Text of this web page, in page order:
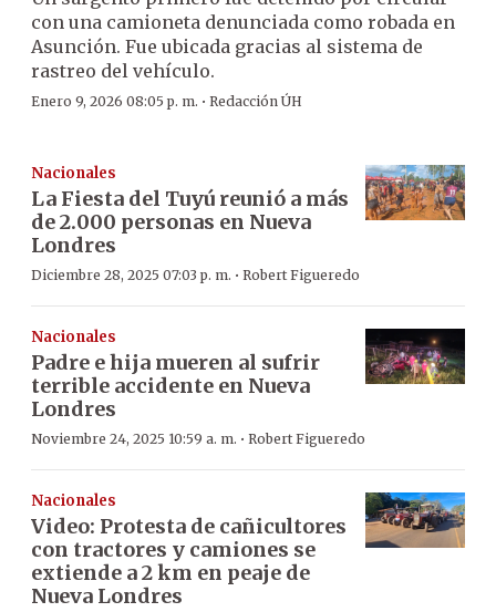
con una camioneta denunciada como robada en
Asunción. Fue ubicada gracias al sistema de
rastreo del vehículo.
Enero 9, 2026 08:05 p. m. · Redacción ÚH
Nacionales
La Fiesta del Tuyú reunió a más
de 2.000 personas en Nueva
Londres
Diciembre 28, 2025 07:03 p. m. · Robert Figueredo
Nacionales
Padre e hija mueren al sufrir
terrible accidente en Nueva
Londres
Noviembre 24, 2025 10:59 a. m. · Robert Figueredo
Nacionales
Video: Protesta de cañicultores
con tractores y camiones se
extiende a 2 km en peaje de
Nueva Londres